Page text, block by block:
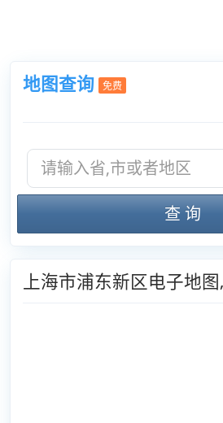
地图查询 免费
查 询
上海市浦东新区电子地